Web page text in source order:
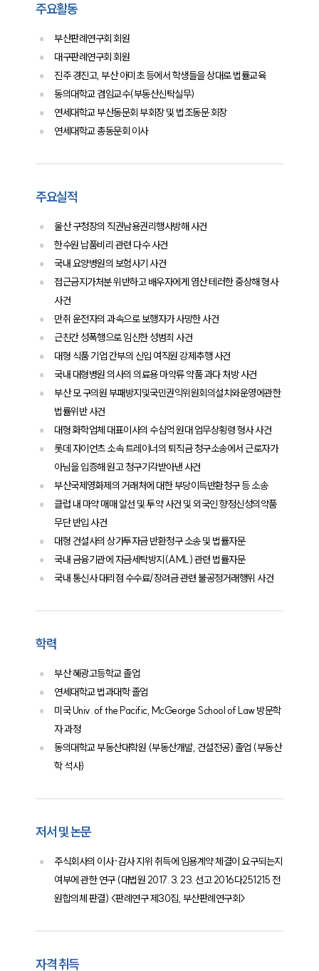
법률 블로그
법률서식
뉴스레터/브로슈어
세미나
주요활동
부산판례연구회 회원
대구판례연구회 회원
진주 경진고, 부산 아미초 등에서 학생들을 상대로 법률교육
동의대학교 겸임교수(부동산신탁실무)
연세대학교 부산동문회 부회장 및 법조동문 회장
연세대학교 총동문회 이사
주요실적
울산 구청장의 직권남용권리행사방해 사건
한수원 납품비리 관련 다수 사건
국내 요양병원의 보험사기 사건
접근금지가처분 위반하고 배우자에게 염산 테러한 중상해 형사
사건
만취 운전자의 과속으로 보행자가 사망한 사건
근친간 성폭행으로 임신한 성범죄 사건
대형 식품 기업 간부의 신입 여직원 강제추행 사건
국내 대형병원 의사의 의료용 마약류 약품 과다 처방 사건
부산 모 구의원 부패방지및국민권익위원회의설치와운영에관한
법률위반 사건
대형 화학업체 대표이사의 수십억 원대 업무상횡령 형사 사건
롯데 자이언츠 소속 트레이너의 퇴직금 청구소송에서 근로자가
아님을 입증해 원고 청구기각받아낸 사건
부산국제영화제의 거래처에 대한 부당이득반환청구 등 소송
클럽 내 마약 매매 알선 및 투약 사건 및 외국인 향정신성의약품
무단 반입 사건
대형 건설사의 상가투자금 반환청구 소송 및 법률자문
국내 금융기관에 자금세탁방지(AML) 관련 법률자문
국내 통신사 대리점 수수료/장려금 관련 불공정거래행위 사건
학력
부산 혜광고등학교 졸업
연세대학교 법과대학 졸업
미국 Univ. of the Pacific, McGeorge School of Law 방문학
자 과정
동의대학교 부동산대학원 (부동산개발, 건설전공) 졸업 (부동산
학 석사)
저서 및 논문
주식회사의 이사·감사 지위 취득에 임용계약 체결이 요구되는지
여부에 관한 연구 (대법원 2017. 3. 23. 선고 2016다251215 전
원합의체 판결) <판례연구 제30집, 부산판례연구회>
자격 취득